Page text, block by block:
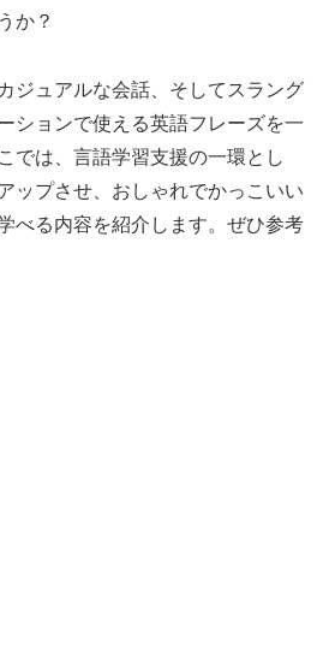
か？
ジュアルな会話、そしてスラング
ションで使える英語フレーズを一
では、言語学習支援の一環とし
ップさせ、おしゃれでかっこいい
べる内容を紹介します。ぜひ参考